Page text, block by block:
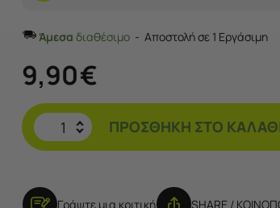
Άμεσαδιαθέσιμο Αποστολή σε 1 Εργάσιμη
9,90€
ΠΡΟΣΘΉΚΗ ΣΤΟ
Γράψτε μια κριτική SHARE /